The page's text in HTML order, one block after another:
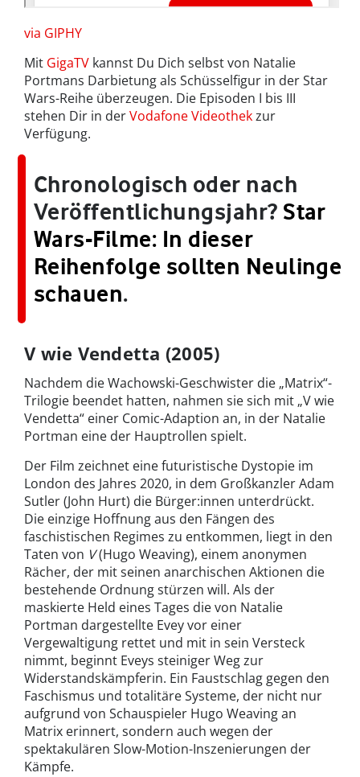
via GIPHY
Mit GigaTV kannst Du Dich selbst von Natalie
Portmans Darbietung als Schüsselfigur in der Star
Wars-Reihe überzeugen. Die Episoden I bis III
stehen Dir in derVodafone Videothekzur
Verfügung.
Chronologisch oder nach
Veröffentlichungsjahr? Star
Wars-Filme: In dieser
Reihenfolge sollten Neulinge
schauen.
V wie Vendetta (2005)
Nachdem die Wachowski-Geschwister die „Matrix“-
Trilogie beendet hatten, nahmen sie sich mit „V wie
Vendetta“ einer Comic-Adaption an, in der Natalie
Portman eine der Hauptrollen spielt.
Der Film zeichnet eine futuristische Dystopie im
London des Jahres 2020, in dem Großkanzler Adam
Sutler (John Hurt) die Bürger:innen unterdrückt.
Die einzige Hoffnung aus den Fängen des
faschistischen Regimes zu entkommen, liegt in den
Taten von V(Hugo Weaving), einem anonymen
Rächer, der mit seinen anarchischen Aktionen die
bestehende Ordnung stürzen will. Als der
maskierte Held eines Tages die von Natalie
Portman dargestellte Evey vor einer
Vergewaltigung rettet und mit in sein Versteck
nimmt, beginnt Eveys steiniger Weg zur
Widerstandskämpferin. Ein Faustschlag gegen den
Faschismus und totalitäre Systeme, der nicht nur
aufgrund von Schauspieler Hugo Weaving an
Matrix erinnert, sondern auch wegen der
spektakulären Slow-Motion-Inszenierungen der
Kämpfe.